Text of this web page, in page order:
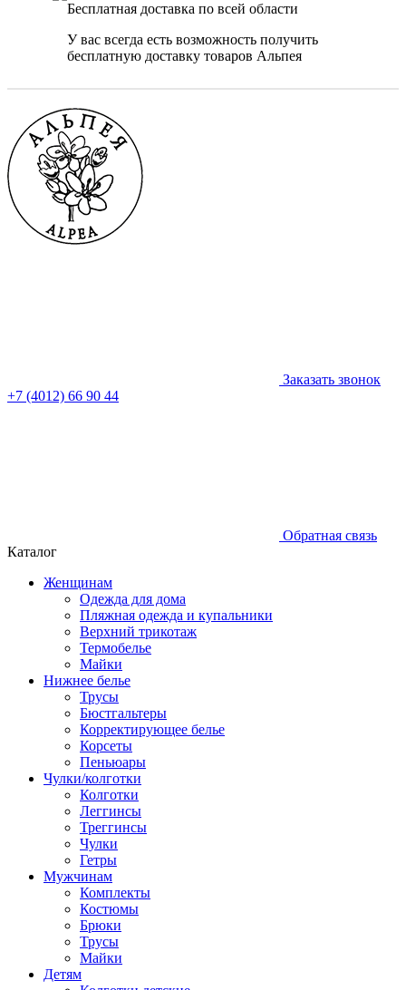
Бесплатная доставка по всей области
У вас всегда есть возможность получить
бесплатную доставку товаров Альпея
Заказать звонок
+7 (4012) 66 90 44
Обратная связь
Каталог
Женщинам
Одежда для дома
Пляжная одежда и купальники
Верхний трикотаж
Термобелье
Майки
Нижнее белье
Трусы
Бюстгальтеры
Корректирующее белье
Корсеты
Пеньюары
Чулки/колготки
Колготки
Леггинсы
Треггинсы
Чулки
Гетры
Мужчинам
Комплекты
Костюмы
Брюки
Трусы
Майки
Детям